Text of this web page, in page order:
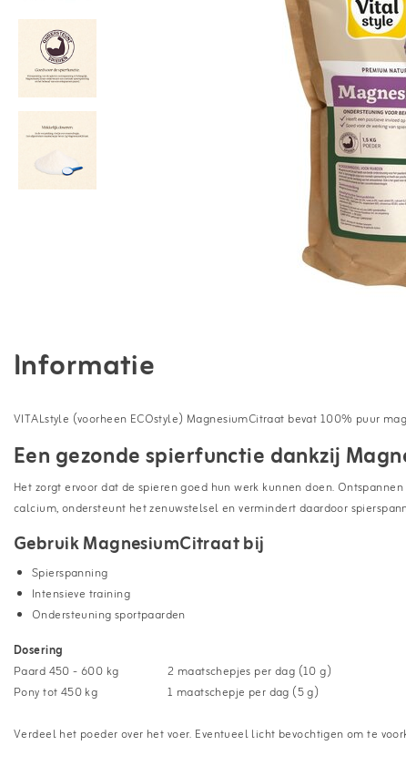
Informatie
VITALstyle (voorheen ECOstyle) MagnesiumCitraat bevat 100% puur
Een gezonde spierfunctie dankzij
Het zorgt ervoor dat de spieren goed hun werk kunnen doen.
calcium, ondersteunt het zenuwstelsel en vermindert daardoor
Gebruik MagnesiumCitraat bij
Spierspanning
Intensieve training
Ondersteuning sportpaarden
Dosering
Paard 450 - 600 kg
2 maatschepjes per dag (10 g)
Pony tot 450 kg
1 maatschepje per dag (5 g)
Verdeel het poeder over het voer. Eventueel licht bevochtigen om te